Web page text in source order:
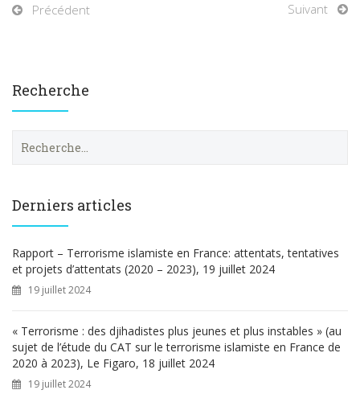
Précédent Suivant
Recherche
e
h
e
r
Derniers articles
Rapport – Terrorisme islamiste en France: attentats, tentatives
et projets d’attentats (2020 – 2023), 19 juillet 2024
19 juillet 2024
« Terrorisme : des djihadistes plus jeunes et plus instables » (au
sujet de l’étude du CAT sur le terrorisme islamiste en France de
2020 à 2023), Le Figaro, 18 juillet 2024
19 juillet 2024